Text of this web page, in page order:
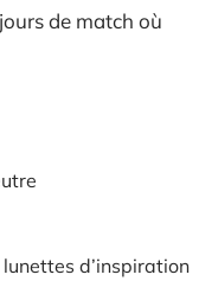
de match où
d’inspiration